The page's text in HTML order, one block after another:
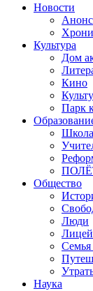
Новости
Анонс
Культура
Дом
Кино
Парк
Общество
Люди
Семья
Наука